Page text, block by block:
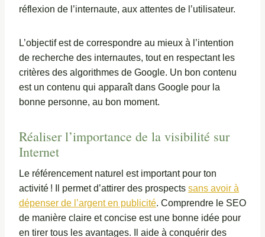
réflexion de l’internaute, aux attentes de l’utilisateur.
L’objectif est de correspondre au mieux à l’intention
de recherche des internautes, tout en respectant les
critères des algorithmes de Google. Un bon contenu
est un contenu qui apparaît dans Google pour la
bonne personne, au bon moment.
Réaliser l’importance de la visibilité sur
Internet
Le référencement naturel est important pour ton
activité ! Il permet d’attirer des prospects sans avoir à
dépenser de l’argent en publicité. Comprendre le SEO
de manière claire et concise est une bonne idée pour
en tirer tous les avantages. Il aide à conquérir des